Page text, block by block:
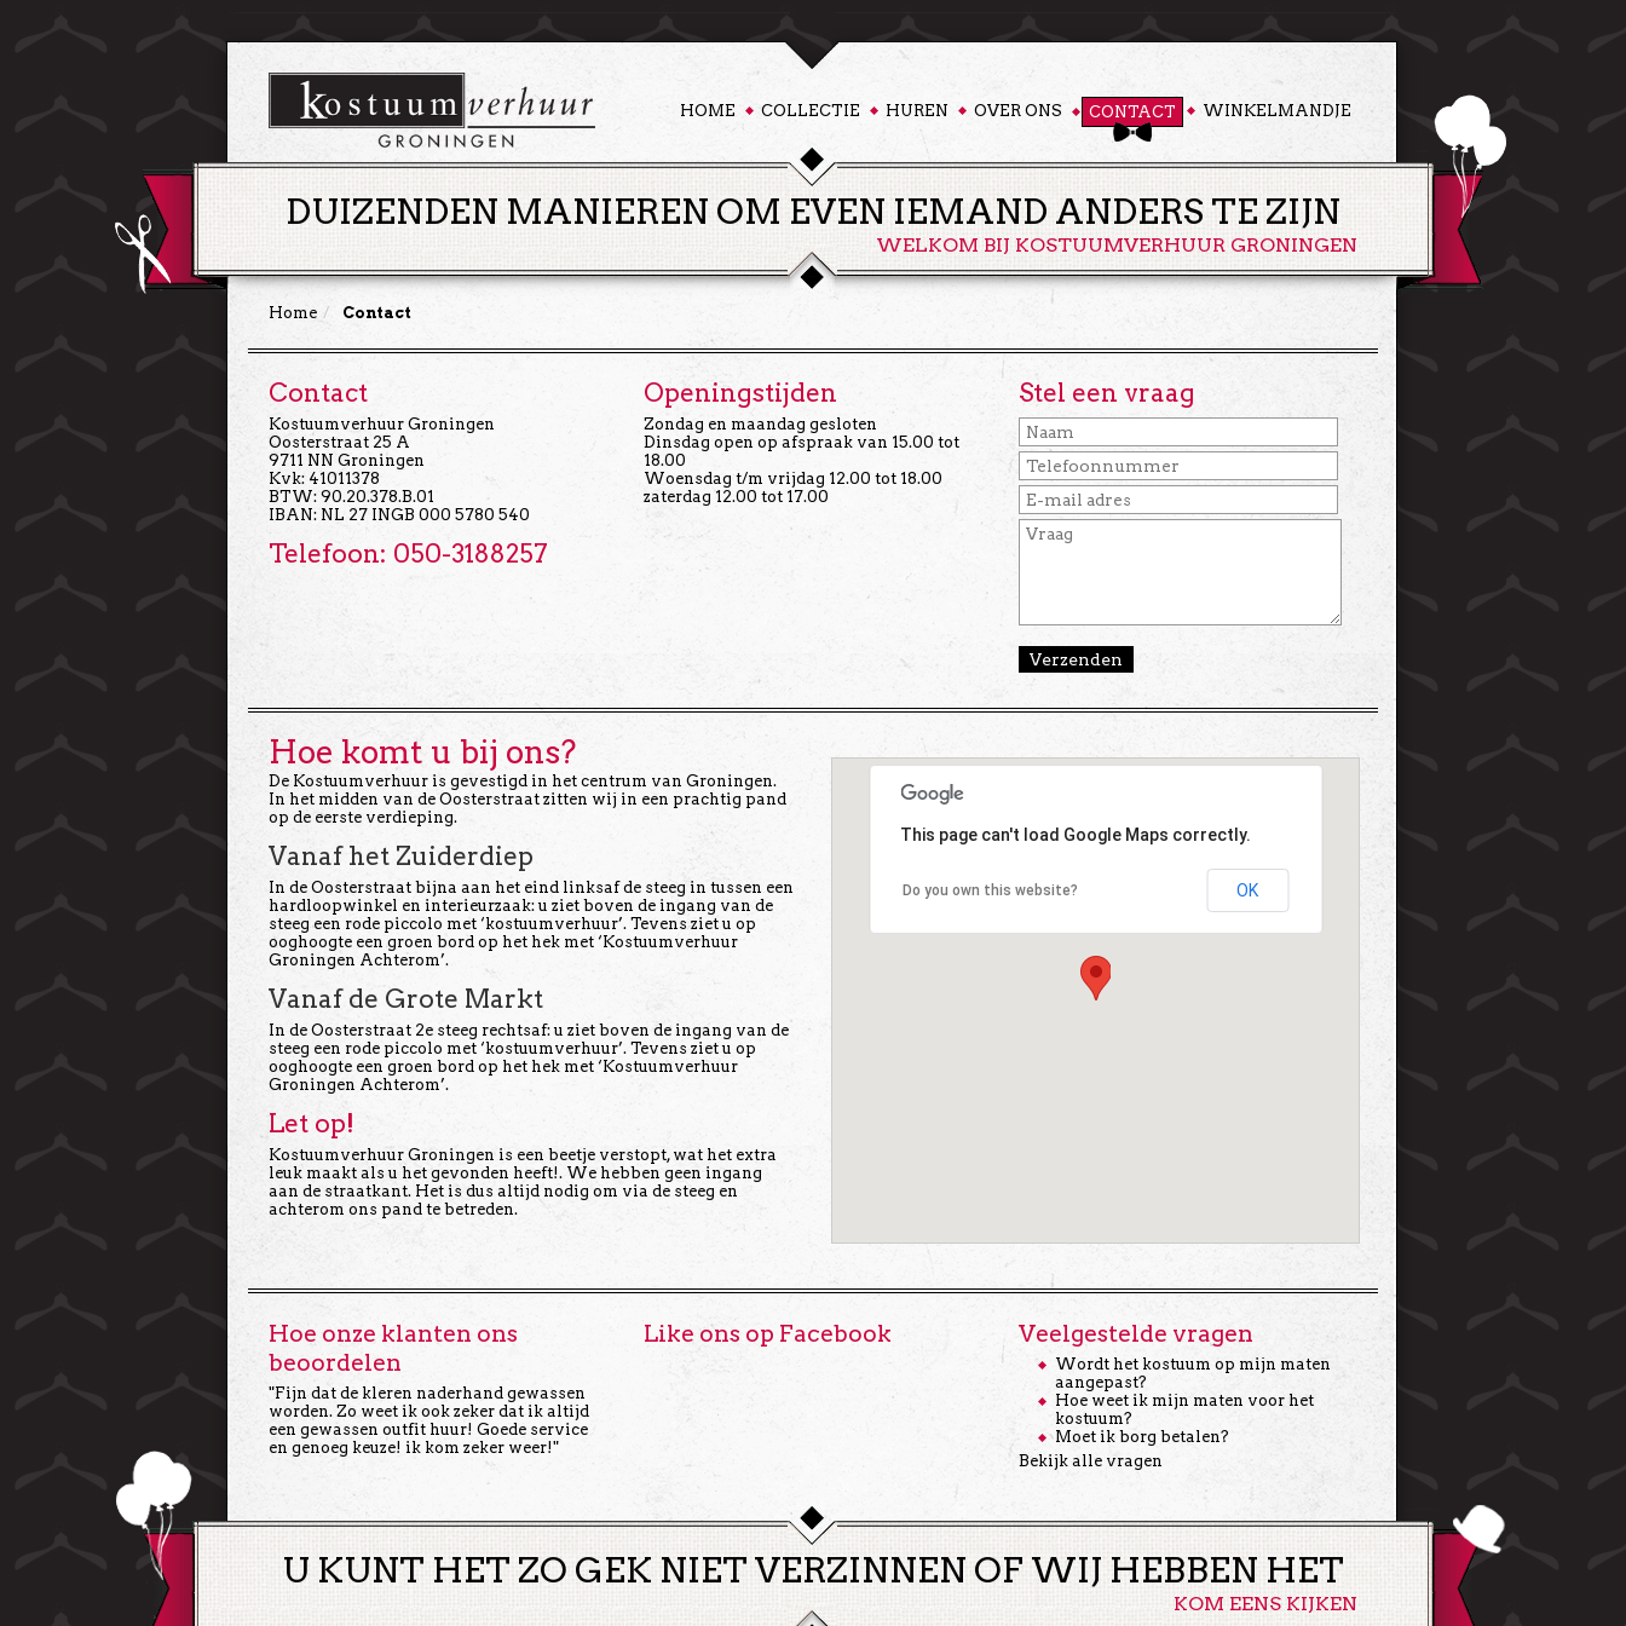
HOME COLLECTIE HUREN OVER ONS CONTACT WINKELMANDJE
DUIZENDEN MANIEREN OM EVEN IEMAND ANDERS TE ZIJN
WELKOM BIJ KOSTUUMVERHUUR GRONINGEN
Home Contact
Contact
Kostuumverhuur Groningen
Oosterstraat 25 A
9711 NN Groningen
Kvk: 41011378
BTW: 90.20.378.B.01
IBAN: NL 27 INGB 000 5780 540
Telefoon: 050-3188257
Openingstijden
Zondag en maandag gesloten
Dinsdag open op afspraak van 15.00 tot
18.00
Woensdag t/m vrijdag 12.00 tot 18.00
zaterdag 12.00 tot 17.00
Stel een vraag
Hoe komt u bij ons?
De Kostuumverhuur is gevestigd in het centrum van Groningen.
In het midden van de Oosterstraat zitten wij in een prachtig pand
op de eerste verdieping.
Vanaf het Zuiderdiep
In de Oosterstraat bijna aan het eind linksaf de steeg in tussen een
hardloopwinkel en interieurzaak: u ziet boven de ingang van de
steeg een rode piccolo met ‘kostuumverhuur’. Tevens ziet u op
ooghoogte een groen bord op het hek met ‘Kostuumverhuur
Groningen Achterom’.
Vanaf de Grote Markt
In de Oosterstraat 2e steeg rechtsaf: u ziet boven de ingang van de
steeg een rode piccolo met ‘kostuumverhuur’. Tevens ziet u op
ooghoogte een groen bord op het hek met ‘Kostuumverhuur
Groningen Achterom’.
Let op!
Kostuumverhuur Groningen is een beetje verstopt, wat het extra
leuk maakt als u het gevonden heeft!. We hebben geen ingang
aan de straatkant. Het is dus altijd nodig om via de steeg en
achterom ons pand te betreden.
This page can't load Google Maps correctly.
Do you own this website? OK
Hoe onze klanten ons
beoordelen
"Fijn dat de kleren naderhand gewassen
worden. Zo weet ik ook zeker dat ik altijd
een gewassen outfit huur! Goede service
en genoeg keuze! ik kom zeker weer!"
Like ons op Facebook Veelgestelde vragen
Wordt het kostuum op mijn maten
aangepast?
Hoe weet ik mijn maten voor het
kostuum?
Moet ik borg betalen?
Bekijk alle vragen
U KUNT HET ZO GEK NIET VERZINNEN OF WIJ HEBBEN HET
KOM EENS KIJKEN